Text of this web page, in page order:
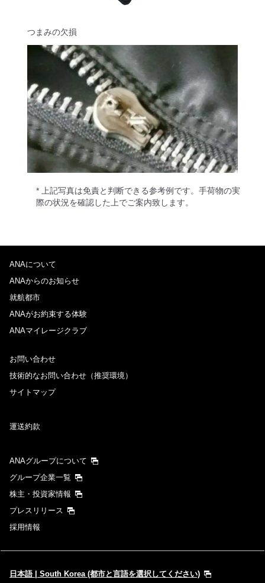
つまみの欠損
* 上記写真は免責と判断できる参考例です。手荷物の実
際の状況を確認した上でご案内致します。
ANAについて
ANAからのお知らせ
就航都市
ANAがお約束する体験
ANAマイレージクラブ
お問い合わせ
技術的なお問い合わせ（推奨環境）
サイトマップ
運送約款
ANAグループについて
グループ企業一覧
株主・投資家情報
プレスリリース
採用情報
日本語 | South Korea (都市と言語を選択してください)